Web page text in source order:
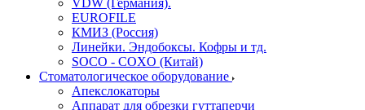
VDW (Германия).
EUROFILE
КМИЗ (Россия)
Линейки. Эндобоксы. Кофры и тд.
SOCO - COXO (Китай)
Стоматологическое оборудование
Апекслокаторы
Аппарат для обрезки гуттаперчи